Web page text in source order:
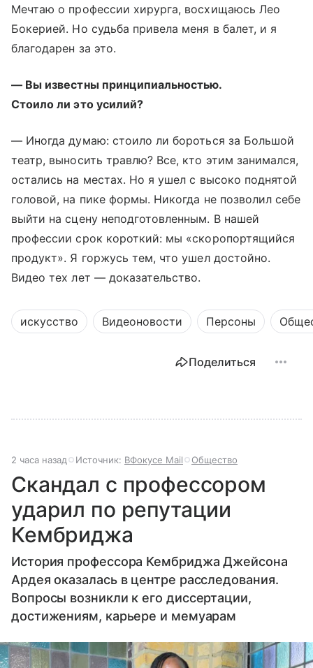
Мечтаю о профессии хирурга, восхищаюсь Лео
Бокерией. Но судьба привела меня в балет, и я
благодарен за это.
— Вы известны принципиальностью.
Стоило ли это усилий?
— Иногда думаю: стоило ли бороться за Большой
театр, выносить травлю? Все, кто этим занимался,
остались на местах. Но я ушел с высоко поднятой
головой, на пике формы. Никогда не позволил себе
выйти на сцену неподготовленным. В нашей
профессии срок короткий: мы «скоропортящийся
продукт». Я горжусь тем, что ушел достойно.
Видео тех лет — доказательство.
искусство Видеоновости Персоны
Поделиться
2 часа назад Источник: ВФокусе Mail Общество
Скандал с профессором
ударил по репутации
Кембриджа
История профессора Кембриджа Джейсона
Ардея оказалась в центре расследования.
Вопросы возникли к его диссертации,
достижениям, карьере и мемуарам